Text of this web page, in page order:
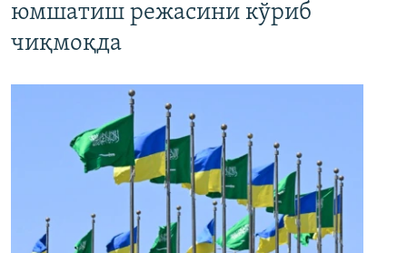
юмшатиш режасини кўриб
чиқмоқда